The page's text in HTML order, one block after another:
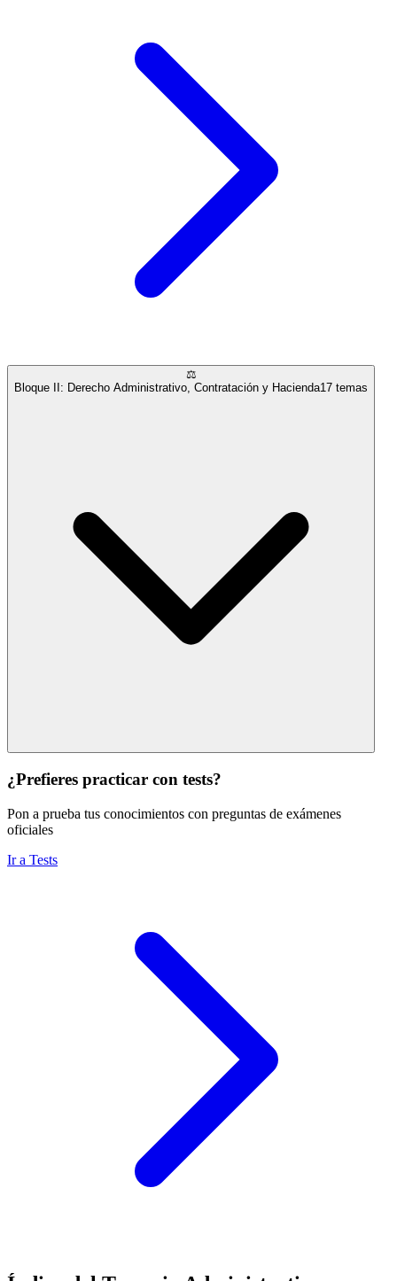
⚖️
Bloque II: Derecho Administrativo, Contratación y Hacienda17 temas
¿Prefieres practicar con tests?
Pon a prueba tus conocimientos con preguntas de exámenes
oficiales
Ir a Tests